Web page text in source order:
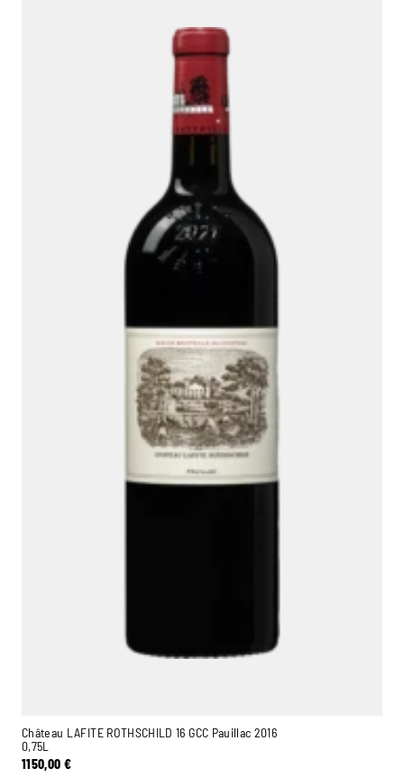
Château LAFITE ROTHSCHILD 16 GCC Pauillac 2016
0,75L
1150,00 €